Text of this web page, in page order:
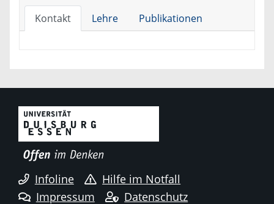
Kontakt Lehre Publikationen
Infoline
Hilfe im Notfall
Impressum
Datenschutz